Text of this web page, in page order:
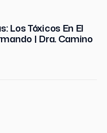
Los Tóxicos En El
| Dra. Camino